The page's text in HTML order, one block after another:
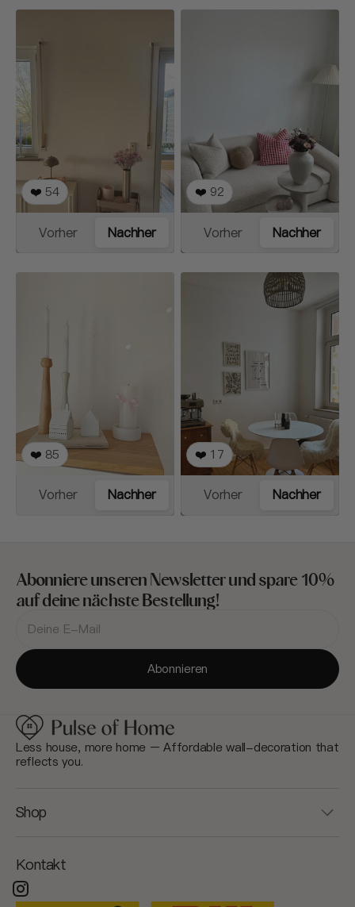
❤️ 54
Vorher Nachher
❤️ 92
Vorher Nachher
❤️ 85
Vorher Nachher
❤️ 17
Vorher Nachher
Abonniere unseren Newsletter und spare 10%
auf deine nächste Bestellung!
Mail-
Adresse
Abonnieren
Less house, more home – Affordable wall-decoration that
reflects you.
Shop
Kontakt
Instagram